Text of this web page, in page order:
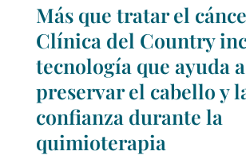
Más que tratar el
Clínica del Country
tecnología que ayuda a
preservar el cabello y
confianza durante la
quimioterapia